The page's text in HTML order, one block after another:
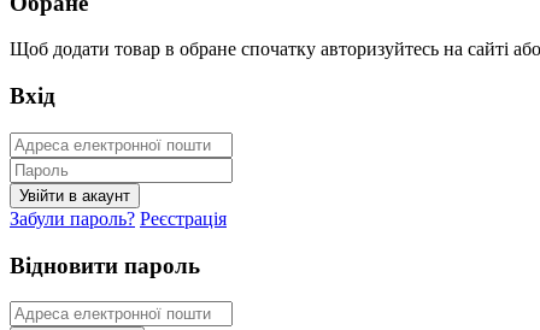
Щоб додати товар в обране спочатку авторизуйтесь на сайті або
Вхід
Забули пароль? Реєстрація
Відновити пароль